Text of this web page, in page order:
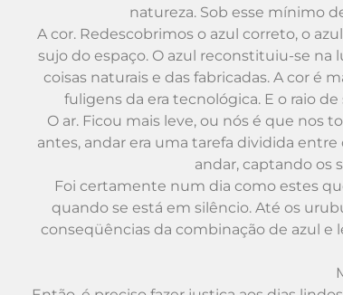
natureza. Sob esse mínimo
A cor. Redescobrimos o azul correto, o
sujo do espaço. O azul reconstituiu-se
coisas naturais e das fabricadas. A cor é
fuligens da era tecnológica. E o raio
O ar. Ficou mais leve, ou nós é que nos
antes, andar era uma tarefa dividida
andar, captando os
Foi certamente num dia como estes
quando se está em silêncio. Até os
conseqüências da combinação de azul e